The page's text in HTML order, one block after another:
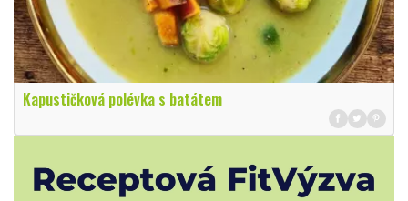
Kapustičková polévka s batátem